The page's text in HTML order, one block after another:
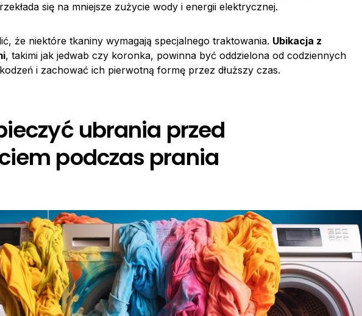
się na mniejsze zużycie wody i energii elektrycznej.
że niektóre tkaniny wymagają specjalnego traktowania. Ubikacja z
, takimi jak jedwab czy koronka, powinna być oddzielona od codziennych
i zachować ich pierwotną formę przez dłuższy czas.
ubrania przed
podczas prania